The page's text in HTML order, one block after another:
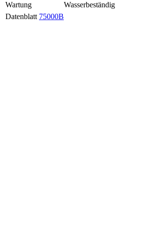
Wartung
Wasserbeständig
Datenblatt 75000B